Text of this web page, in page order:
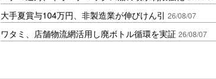
大手夏賞与104万円、非製造業が伸びけん引 26/08/07
ワタミ、店舗物流網活用し廃ボトル循環を実証 26/08/07